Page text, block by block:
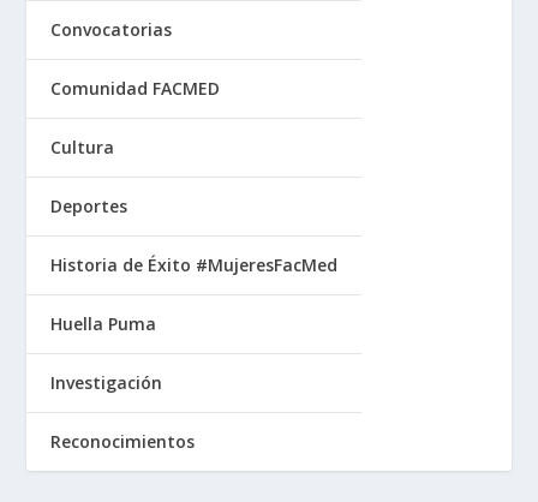
Convocatorias
Comunidad FACMED
Cultura
Deportes
Historia de Éxito #MujeresFacMed
Huella Puma
Investigación
Reconocimientos